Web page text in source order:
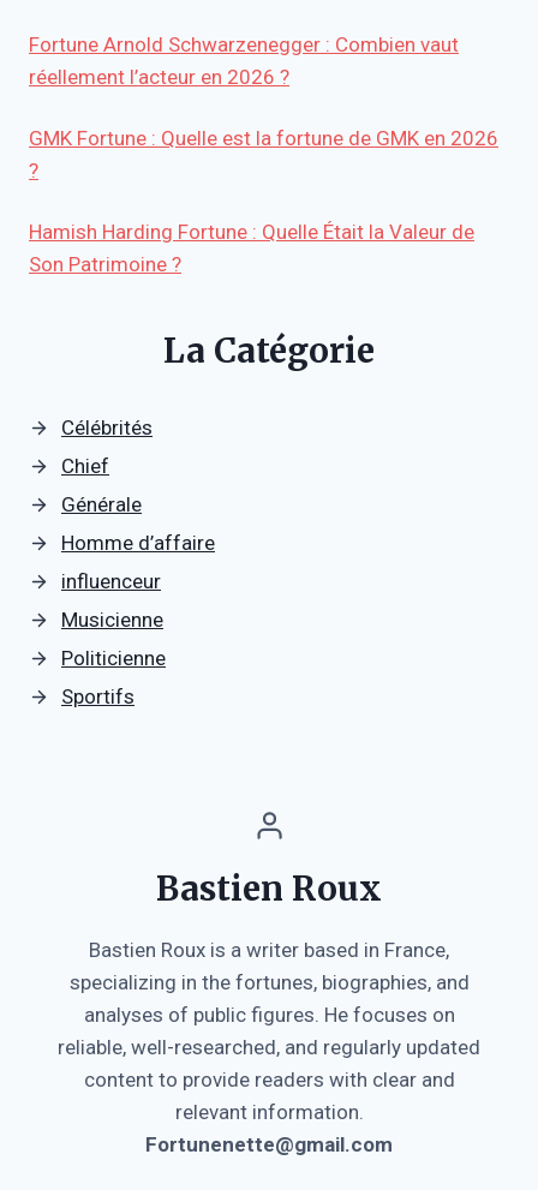
Fortune Arnold Schwarzenegger : Combien vaut
réellement l’acteur en 2026 ?
GMK Fortune : Quelle est la fortune de GMK en 2026
?
Hamish Harding Fortune : Quelle Était la Valeur de
Son Patrimoine ?
La Catégorie
Célébrités
Chief
Générale
Homme d’affaire
influenceur
Musicienne
Politicienne
Sportifs
Bastien Roux
Bastien Roux is a writer based in France,
specializing in the fortunes, biographies, and
analyses of public figures. He focuses on
reliable, well-researched, and regularly updated
content to provide readers with clear and
relevant information.
Fortunenette@gmail.com